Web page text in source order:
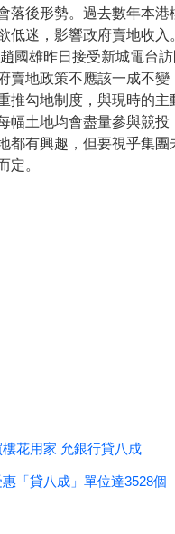
落後形勢。過去數年本港
低迷，影響政府賣地收入
國雄昨日接受新城電台
賣地政策不應該一成不變
推勾地制度，與現時的主
幅土地均會盡量參與競投
都有興趣，但要視乎集團
定。
花用家 允銀行貸八成
「貸八成」單位達3528個